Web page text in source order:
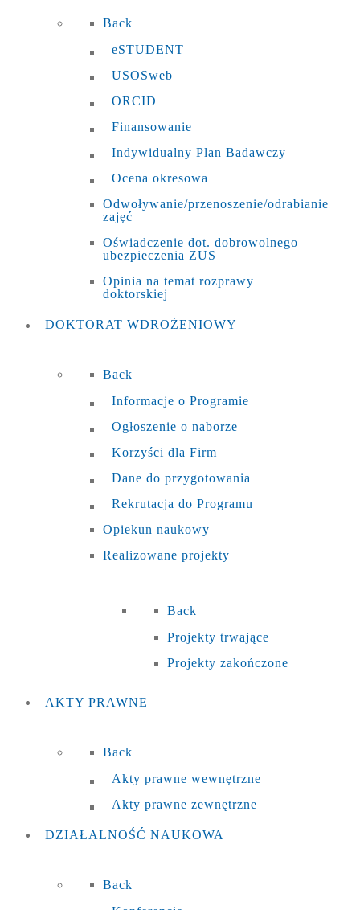
Back
eSTUDENT
USOSweb
ORCID
Finansowanie
Indywidualny Plan Badawczy
Ocena okresowa
Odwoływanie/przenoszenie/odrabianie
zajęć
Oświadczenie dot. dobrowolnego
ubezpieczenia ZUS
Opinia na temat rozprawy
doktorskiej
DOKTORAT WDROŻENIOWY
Back
Informacje o Programie
Ogłoszenie o naborze
Korzyści dla Firm
Dane do przygotowania
Rekrutacja do Programu
Opiekun naukowy
Realizowane projekty
Back
Projekty trwające
Projekty zakończone
AKTY PRAWNE
Back
Akty prawne wewnętrzne
Akty prawne zewnętrzne
DZIAŁALNOŚĆ NAUKOWA
Back